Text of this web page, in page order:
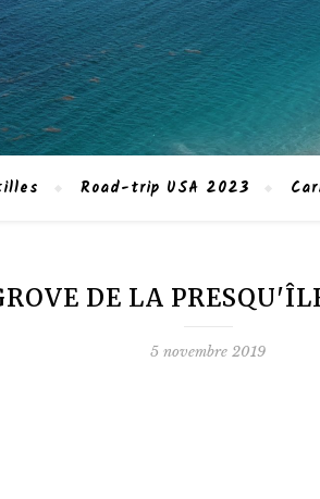
Road-trip USA 2023
DE LA
5 novembre 2019